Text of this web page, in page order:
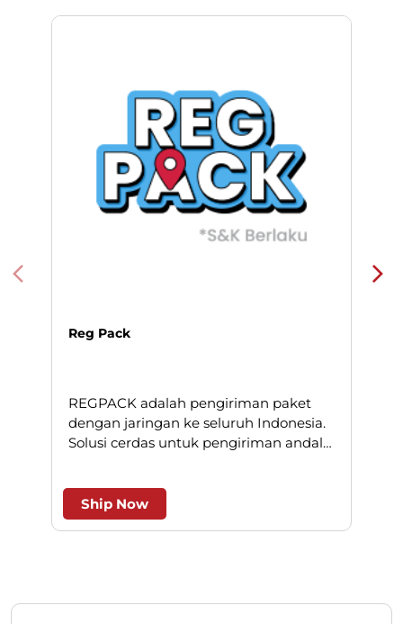
Reg Pack
REGPACK adalah pengiriman paket
dengan jaringan ke seluruh Indonesia.
Solusi cerdas untuk pengiriman andal
Ship Now